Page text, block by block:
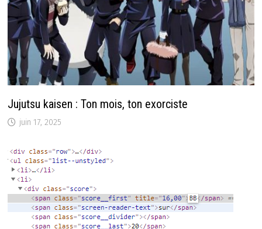
Jujutsu kaisen : Ton mois, ton exorciste
juin 17, 2025